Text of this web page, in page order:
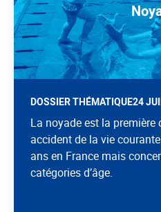
DOSSIER THÉMATIQUE24
La noyade est la
accident de la vie
ans en France mais
catégories d’âge.